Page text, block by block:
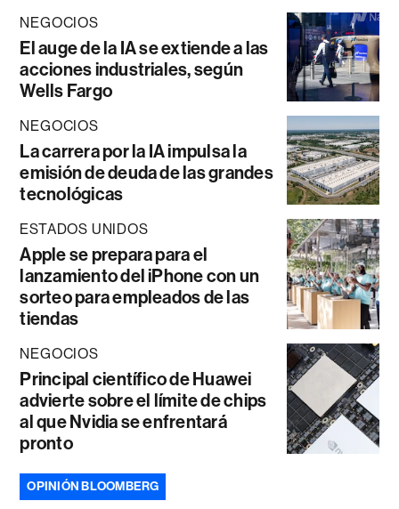
NEGOCIOS
El auge de la IA se extiende a las
acciones industriales, según
Wells Fargo
NEGOCIOS
La carrera por la IA impulsa la
emisión de deuda de las grandes
tecnológicas
ESTADOS UNIDOS
Apple se prepara para el
lanzamiento del iPhone con un
sorteo para empleados de las
tiendas
NEGOCIOS
Principal científico de Huawei
advierte sobre el límite de chips
al que Nvidia se enfrentará
pronto
OPINIÓN BLOOMBERG